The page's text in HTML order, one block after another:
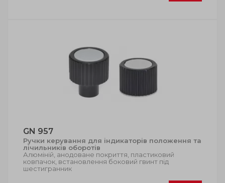
GN 957
Ручки керування для індикаторів положення та
лічильників оборотів
Алюміній, анодоване покриття, пластиковий
ковпачок, встановлення боковий гвинт під
шестигранник